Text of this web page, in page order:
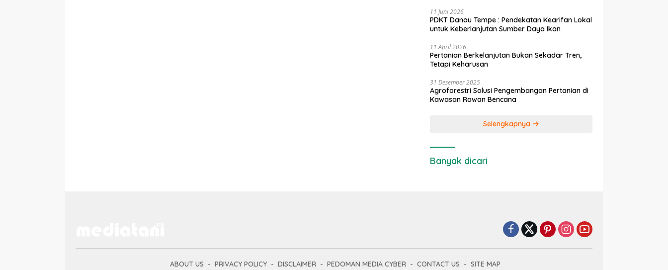
11 Juni 2026
PDKT Danau Tempe : Pendekatan Kearifan Lokal
untuk Keberlanjutan Sumber Daya Ikan
11 April 2026
Pertanian Berkelanjutan Bukan Sekadar Tren,
Tetapi Keharusan
31 Desember 2025
Agroforestri Solusi Pengembangan Pertanian di
Kawasan Rawan Bencana
Selengkapnya
Banyak dicari
ABOUT US PRIVACY POLICY DISCLAIMER PEDOMAN MEDIA CYBER CONTACT US SITE MAP